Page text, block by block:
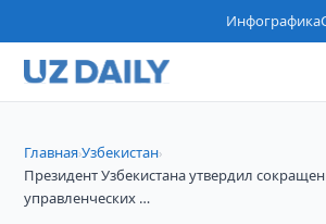
Инфографика
Главная›Узбекистан›
Президент Узбекистана утвердил
управленческих …